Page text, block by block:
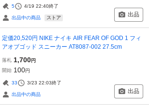
5 4/19 22:40終了
出品中の商品 ストア 出品
定価20,520円 NIKE ナイキ AIR FEAR OF GOD 1 フィ
アオブゴッド スニーカー AT8087-002 27.5cm
落札 1,700円
開始 100円
33 3/23 22:03終了
出品中の商品 出品